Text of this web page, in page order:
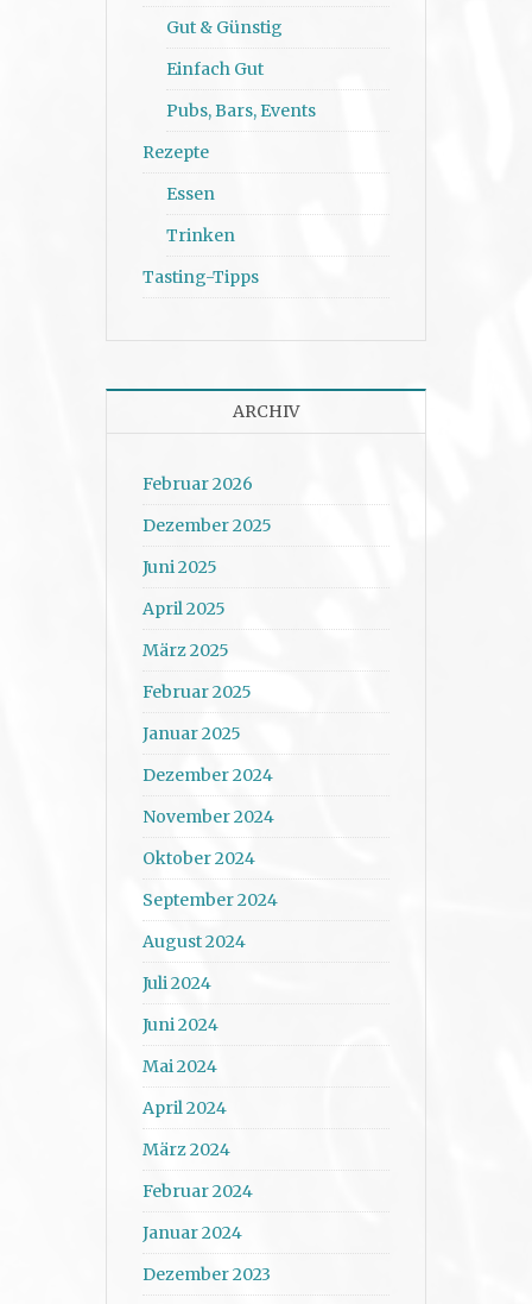
Gut & Günstig
Einfach Gut
Pubs, Bars, Events
Rezepte
Essen
Trinken
Tasting-Tipps
ARCHIV
Februar 2026
Dezember 2025
Juni 2025
April 2025
März 2025
Februar 2025
Januar 2025
Dezember 2024
November 2024
Oktober 2024
September 2024
August 2024
Juli 2024
Juni 2024
Mai 2024
April 2024
März 2024
Februar 2024
Januar 2024
Dezember 2023